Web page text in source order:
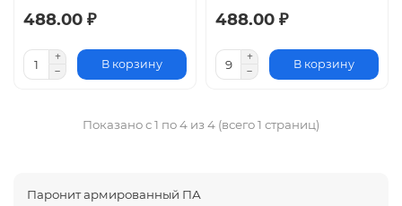
488.00 ₽
В корзину
488.00 ₽
В корзину
Показано с 1 по 4 из 4 (всего 1 страниц)
Паронит армированный ПА